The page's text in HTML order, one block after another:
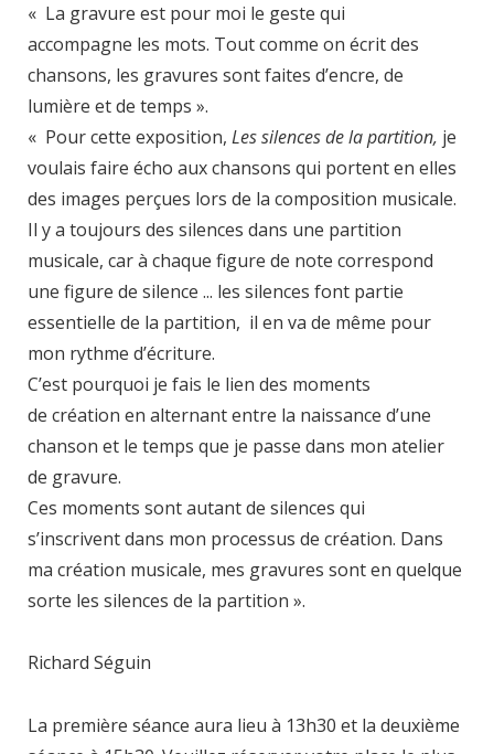
« La gravure est pour moi le geste qui
accompagne les mots. Tout comme on écrit des
chansons, les gravures sont faites d’encre, de
lumière et de temps ».
« Pour cette exposition, Les silences de la partition, je
voulais faire écho aux chansons qui portent en elles
des images perçues lors de la composition musicale.
Il y a toujours des silences dans une partition
musicale, car à chaque figure de note correspond
une figure de silence ... les silences font partie
essentielle de la partition, il en va de même pour
mon rythme d’écriture.
C’est pourquoi je fais le lien des moments
de création en alternant entre la naissance d’une
chanson et le temps que je passe dans mon atelier
de gravure.
Ces moments sont autant de silences qui
s’inscrivent dans mon processus de création. Dans
ma création musicale, mes gravures sont en quelque
sorte les silences de la partition ».
Richard Séguin
La première séance aura lieu à 13h30 et la deuxième